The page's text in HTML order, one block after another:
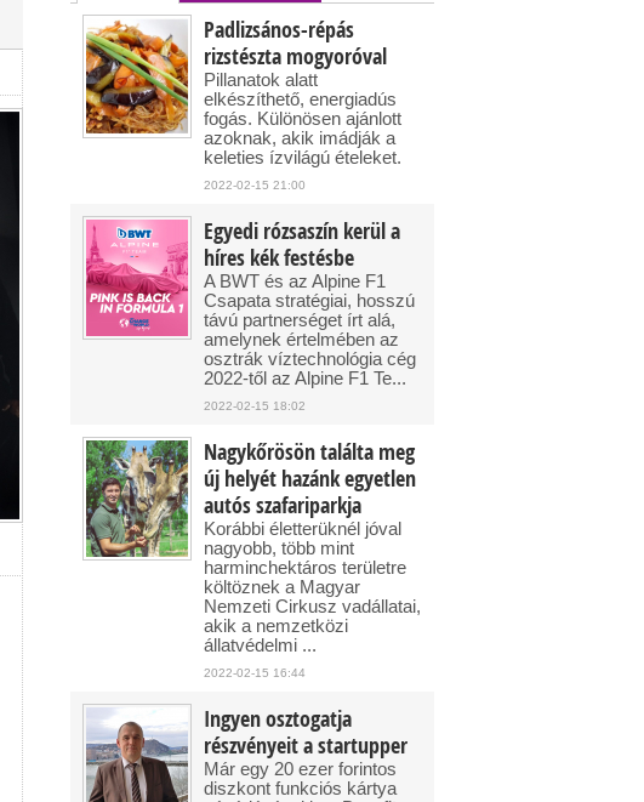
Padlizsános-répás
rizstészta mogyoróval
Pillanatok alatt
elkészíthető, energiadús
fogás. Különösen ajánlott
azoknak, akik imádják a
keleties ízvilágú ételeket.
2022-02-15 21:00
Egyedi rózsaszín kerül a
híres kék festésbe
A BWT és az Alpine F1
Csapata stratégiai, hosszú
távú partnerséget írt alá,
amelynek értelmében az
osztrák víztechnológia cég
2022-től az Alpine F1 Te...
2022-02-15 18:02
Nagykőrösön találta meg
új helyét hazánk egyetlen
autós szafariparkja
Korábbi életterüknél jóval
nagyobb, több mint
harminchektáros területre
költöznek a Magyar
Nemzeti Cirkusz vadállatai,
akik a nemzetközi
állatvédelmi ...
2022-02-15 16:44
Ingyen osztogatja
részvényeit a startupper
Már egy 20 ezer forintos
diszkont funkciós kártya